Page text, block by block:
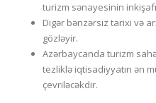
turizm sənayesinin
Digər bənzərsiz tarixi və
gözləyir.
Azərbaycanda turizm
tezliklə iqtisadiyyatın ən
çevriləcəkdir.